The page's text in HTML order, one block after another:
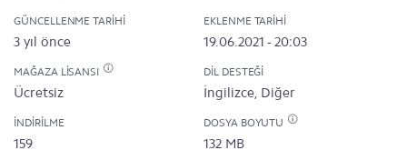
GÜNCELLENME TARIHI
3 yıl önce
EKLENME TARIHI
19.06.2021 - 20:03
MAĞAZA LISANSI
Ücretsiz
DIL DESTEĞI
İngilizce, Diğer
İNDIRILME
159
DOSYA BOYUTU
132 MB